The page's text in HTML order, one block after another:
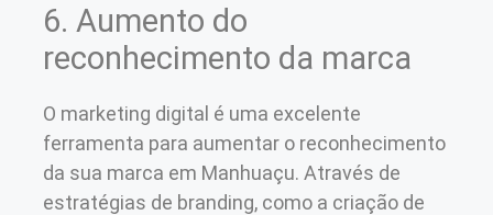
6. Aumento do
reconhecimento da marca
O marketing digital é uma excelente
ferramenta para aumentar o reconhecimento
da sua marca em Manhuaçu. Através de
estratégias de branding, como a criação de